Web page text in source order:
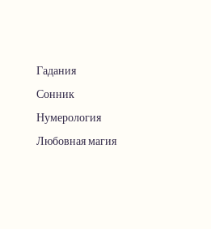
Гадания
Сонник
Нумерология
Любовная магия